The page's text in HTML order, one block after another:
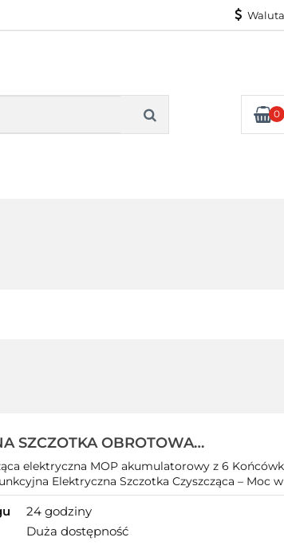
0
KONTAKT
SZCZOTKA OBROTOWA
AKUMULATOROWA POSADZKI
elektryczna MOP akumulatorowy z 6
Elektryczna Szczotka Czyszcząca – Moc
24 godziny
Duża dostępność